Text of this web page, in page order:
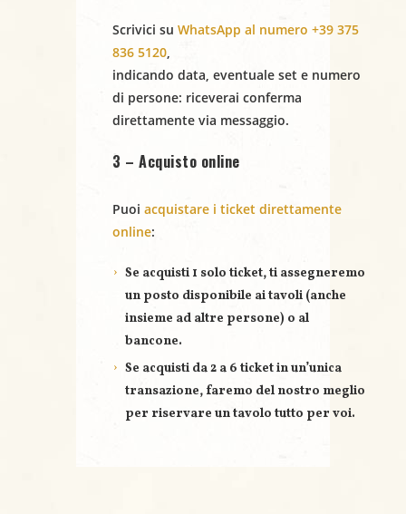
e
a
v
g
z
i
o
n
Scrivici su WhatsApp al numero +39 375
836 5120
indicando data eventuale set e numero
di persone: riceverai conferma
direttamente via messaggio.
3 – Acquisto online
Puoi acquistare i ticket direttamente
online:
Se acquisti 1 solo ticket, ti assegneremo
un posto disponibile ai tavoli (anche
insieme ad altre persone) o al
bancone.
Se acquisti da 2 a 6 ticketin un’unica
transazione, faremo del nostro meglio
per riservare untavolo tutto per voi.